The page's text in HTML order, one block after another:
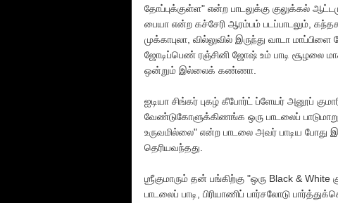
தோப்புக்குள்ள" என்ற பாடலுக்கு குலுக்கல்
பையா என்ற கச்சேரி ஆரம்பம் படப்பாடலும்,
முக்காபுலா, வில்லுவில் இருந்து வாடா
ஜோடிப்பெண் ரஞ்சினி ஜோஷ் உம் பாடி சூழலை
ஒன்றும் இல்லைக் கண்ணா.
ஐடியா சிங்கர் புகழ் கீபோர்ட் ப்ளேயர் அனூப்
வேண்டுகோளுக்கிணங்க ஒரு பாடலைப்
உருவமில்லை" என்ற பாடலை அவர் பாடிய
தெரியவந்தது.
ஶ்ரீகுமாரும் தன் பங்கிற்கு "ஒரு Black &
பாடலைப் பாடி, பிரியாணிப் பார்சலோடு